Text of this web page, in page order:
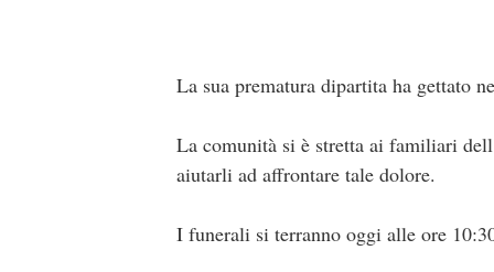
La sua prematura dipartita ha gettato
La comunità si è stretta ai familiari
aiutarli ad affrontare tale dolore.
I funerali si terranno oggi alle ore